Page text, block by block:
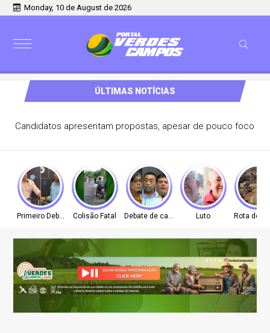
Monday, 10 de August de 2026
ÚLTIMAS NOTÍCIAS
Candidatos apresentam propostas, apesar de pouco foco
Primeiro Debate Colisão Fatal Debate de candidatosLuto Rota do